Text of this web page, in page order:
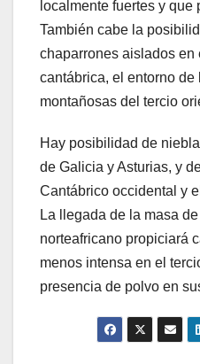
localmente fuertes y que
También cabe la
chaparrones aislados en
cantábrica, el entorno de
montañosas del tercio
Hay posibilidad de
de Galicia y Asturias, y
Cantábrico occidental y
La llegada de la masa
norteafricano propiciará
menos intensa en el
presencia de polvo en